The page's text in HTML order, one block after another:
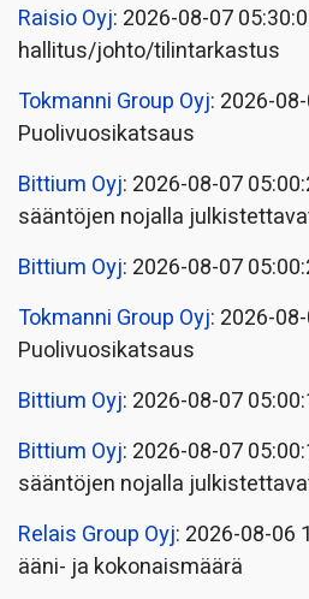
Raisio Oyj: 2026-08-07
hallitus/johto/tilintarkastus
Tokmanni Group Oyj: 2026-
Puolivuosikatsaus
Bittium Oyj: 2026-08-07
sääntöjen nojalla
Bittium Oyj: 2026-08-07
Tokmanni Group Oyj: 2026-
Puolivuosikatsaus
Bittium Oyj: 2026-08-07
Bittium Oyj: 2026-08-07
sääntöjen nojalla
Relais Group Oyj: 2026-08-06
ääni- ja kokonaismäärä